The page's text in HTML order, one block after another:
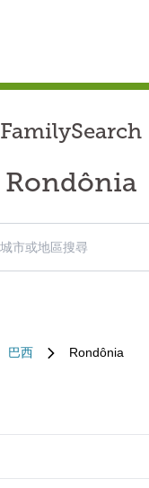
FamilySearch
Rondônia
巴西 Rondônia